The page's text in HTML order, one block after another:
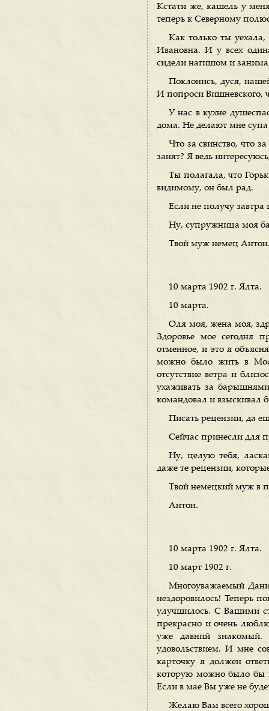
Кстати же, кашель у
теперь к Северному
Как только ты
Ивановна. И у всех
сидели нагишом и
Поклонись, дуся,
И попроси Вишневского,
У нас в кухне
дома. Не делают мне
Что за свинство, что
занят? Я ведь
Ты полагала, что
видимому, он был рад.
Если не получу
Ну, супружница моя
Твой муж немец
10 марта 1902 г. Ялта.
10 марта.
Оля моя, жена моя,
Здоровье мое сегодня
отменное, и это я
можно было жить в
отсутствие ветра и
ухаживать за
командовал и взыскивал
Писать рецензии, да
Сейчас принесли для
Ну, целую тебя,
даже те рецензии,
Твой немецкий муж в
Антон.
10 марта 1902 г. Ялта.
10 март 1902 г.
Многоуважаемый
нездоровилось! Теперь
улучшилось. С Вашими
прекрасно и очень
уже давний
удовольствием. И мне
карточку я должен
которую можно было бы
Если в мае Вы уже не
Желаю Вам всего